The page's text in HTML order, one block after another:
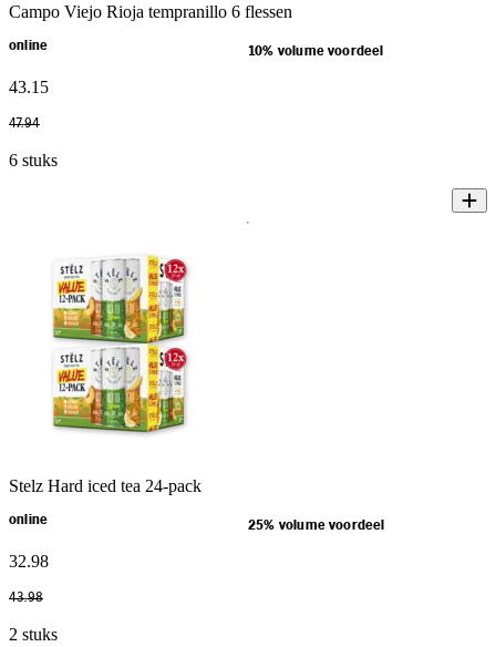
Campo Viejo Rioja tempranillo 6 flessen
online 10% volume voordeel
43.15
47.94
6 stuks
Stelz Hard iced tea 24-pack
online 25% volume voordeel
32.98
43.98
2 stuks